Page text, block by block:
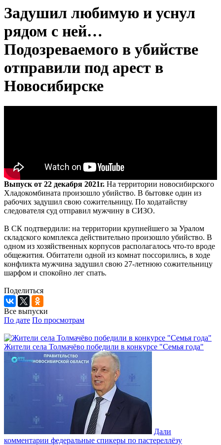
Задушил любимую и уснул
рядом с ней…
Подозреваемого в убийстве
отправили под арест в
Новосибирске
Выпуск от 22 декабря 2021г. На территории новосибирского
Хладокомбината произошло убийство. В бытовке один из
рабочих задушил свою сожительницу. По ходатайству
следователя суд отправил мужчину в СИЗО.
В СК подтвердили: на территории крупнейшего за Уралом
складского комплекса действительно произошло убийство. В
одном из хозяйственных корпусов располагалось что-то вроде
общежития. Обитатели одной из комнат поссорились, в ходе
конфликта мужчина задушил свою 27-летнюю сожительницу
шарфом и спокойно лег спать.
Поделиться
Все выпуски
По дате По просмотрам
Жители села Толмачёво победили в конкурсе "Семья года"
Дали
комментарии федеральные спикеры по пастереллёзу